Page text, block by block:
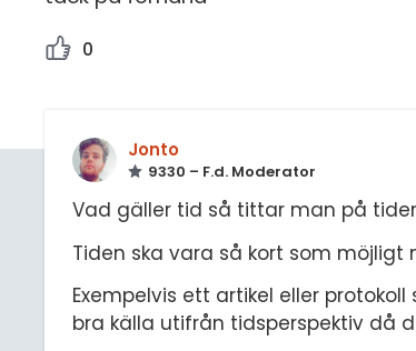
0
Jonto
9330 – F.d. Moderator
Vad gäller tid så tittar man på
Tiden ska vara så kort som möjligt
Exempelvis ett artikel eller
bra källa utifrån tidsperspektiv då